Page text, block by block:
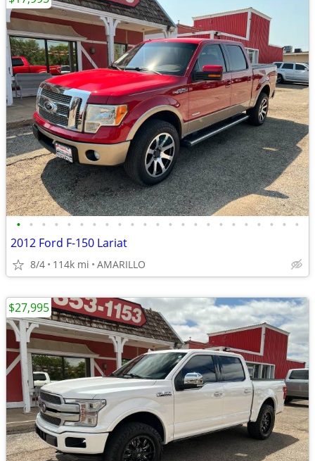
• • • • • • • • • • • • • • • • • • • • • • •
2012 Ford F-150 Lariat
8/4 114k mi AMARILLO
$27,995